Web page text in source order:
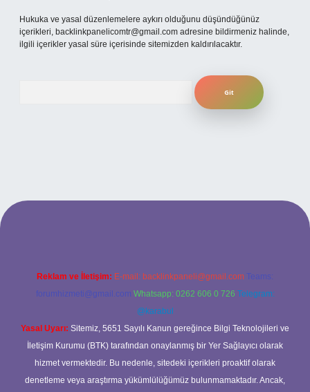
Hukuka ve yasal düzenlemelere aykırı olduğunu düşündüğünüz
içerikleri, backlinkpanelicomtr@gmail.com adresine bildirmeniz halinde,
ilgili içerikler yasal süre içerisinde sitemizden kaldırılacaktır.
Reklam ve İletişim: E-mail: backlinkpaneli@gmail.com Teams:
forumhizmeti@gmail.com Whatsapp: 0262 606 0 726 Telegram:
@karabul
Yasal Uyarı: Sitemiz, 5651 Sayılı Kanun gereğince Bilgi Teknolojileri ve
İletişim Kurumu (BTK) tarafından onaylanmış bir Yer Sağlayıcı olarak
hizmet vermektedir. Bu nedenle, sitedeki içerikleri proaktif olarak
denetleme veya araştırma yükümlülüğümüz bulunmamaktadır. Ancak,